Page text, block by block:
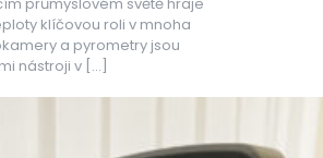
klíčovou roli v mnoha
a pyrometry jsou
nástroji v […]